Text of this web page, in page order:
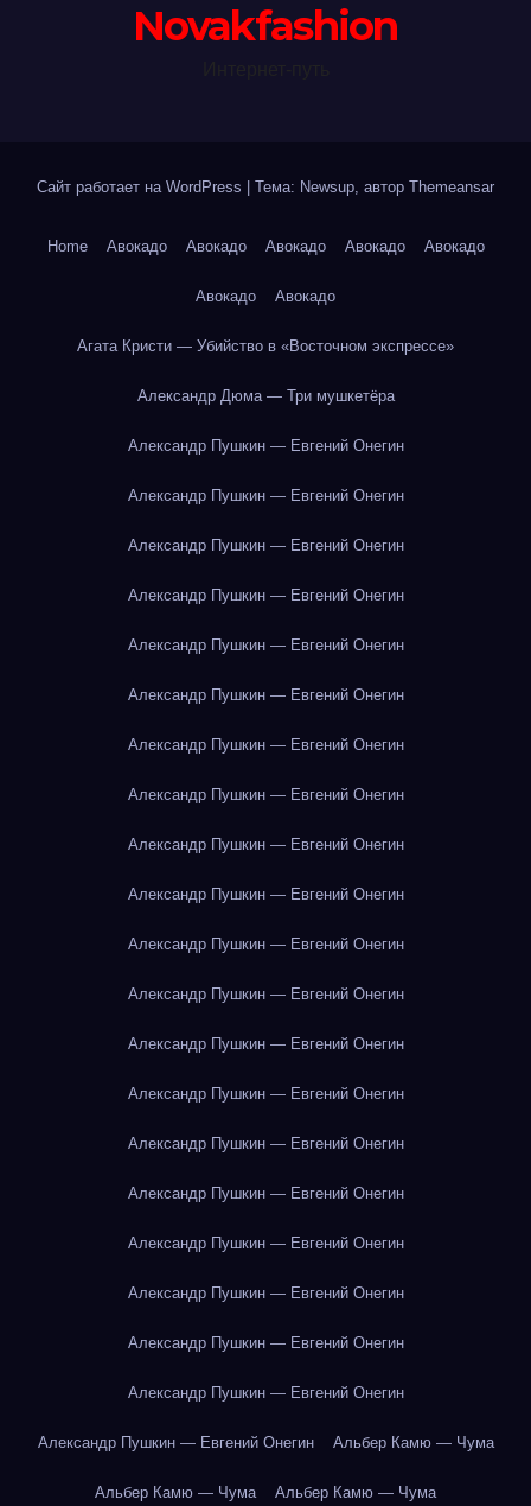
Novakfashion
Сайт работает на WordPress Тема: Newsup, автор Themeansar
Home Авокадо Авокадо Авокадо Авокадо Авокадо
Авокадо Авокадо
Агата Кристи — Убийство в «Восточном экспрессе»
Александр Дюма — Три мушкетёра
Александр Пушкин — Евгений Онегин
Александр Пушкин — Евгений Онегин
Александр Пушкин — Евгений Онегин
Александр Пушкин — Евгений Онегин
Александр Пушкин — Евгений Онегин
Александр Пушкин — Евгений Онегин
Александр Пушкин — Евгений Онегин
Александр Пушкин — Евгений Онегин
Александр Пушкин — Евгений Онегин
Александр Пушкин — Евгений Онегин
Александр Пушкин — Евгений Онегин
Александр Пушкин — Евгений Онегин
Александр Пушкин — Евгений Онегин
Александр Пушкин — Евгений Онегин
Александр Пушкин — Евгений Онегин
Александр Пушкин — Евгений Онегин
Александр Пушкин — Евгений Онегин
Александр Пушкин — Евгений Онегин
Александр Пушкин — Евгений Онегин
Александр Пушкин — Евгений Онегин
Александр Пушкин — Евгений Онегин Альбер Камю — Чума
Альбер Камю — Чума Альбер Камю — Чума